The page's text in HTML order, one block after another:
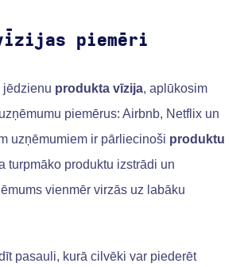
piemēri
jēdzienu produkta vīzija, aplūkosim
piemērus: Airbnb, Netflix un
uzņēmumiem ir pārliecinoši produktu
turpmāko produktu izstrādi un
vienmēr virzās uz labāku
pasauli, kurā cilvēki var piederēt